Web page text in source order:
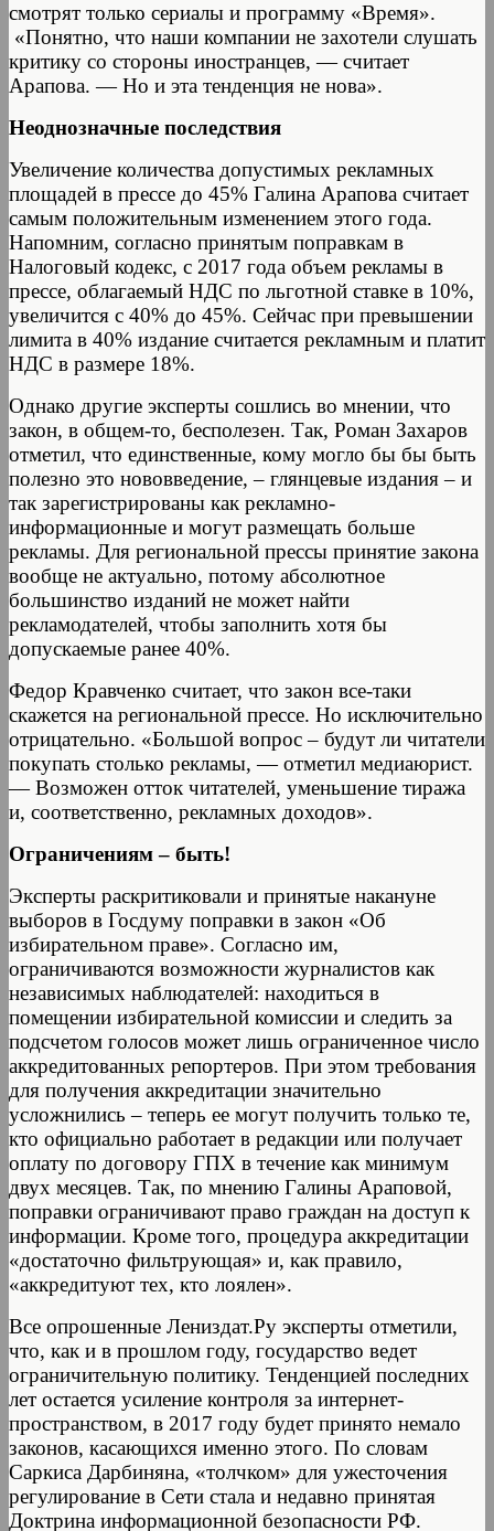
смотрят только сериалы и программу «Время».
«Понятно, что наши компании не захотели слушать
критику со стороны иностранцев, — считает
Арапова. — Но и эта тенденция не нова».
Неоднозначные последствия
Увеличение количества допустимых рекламных
площадей в прессе до 45% Галина Арапова считает
самым положительным изменением этого года.
Напомним, согласно принятым поправкам в
Налоговый кодекс, с 2017 года объем рекламы в
прессе, облагаемый НДС по льготной ставке в 10%,
увеличится с 40% до 45%. Сейчас при превышении
лимита в 40% издание считается рекламным и платит
НДС в размере 18%.
Однако другие эксперты сошлись во мнении, что
закон, в общем-то, бесполезен. Так, Роман Захаров
отметил, что единственные, кому могло бы бы быть
полезно это нововведение, – глянцевые издания – и
так зарегистрированы как рекламно-
информационные и могут размещать больше
рекламы. Для региональной прессы принятие закона
вообще не актуально, потому абсолютное
большинство изданий не может найти
рекламодателей, чтобы заполнить хотя бы
допускаемые ранее 40%.
Федор Кравченко считает, что закон все-таки
скажется на региональной прессе. Но исключительно
отрицательно. «Большой вопрос – будут ли читатели
покупать столько рекламы, — отметил медиаюрист.
— Возможен отток читателей, уменьшение тиража
и, соответственно, рекламных доходов».
Ограничениям – быть!
Эксперты раскритиковали и принятые накануне
выборов в Госдуму поправки в закон «Об
избирательном праве». Согласно им,
ограничиваются возможности журналистов как
независимых наблюдателей: находиться в
помещении избирательной комиссии и следить за
подсчетом голосов может лишь ограниченное число
аккредитованных репортеров. При этом требования
для получения аккредитации значительно
усложнились – теперь ее могут получить только те,
кто официально работает в редакции или получает
оплату по договору ГПХ в течение как минимум
двух месяцев. Так, по мнению Галины Араповой,
поправки ограничивают право граждан на доступ к
информации. Кроме того, процедура аккредитации
«достаточно фильтрующая» и, как правило,
«аккредитуют тех, кто лоялен».
Все опрошенные Лениздат.Ру эксперты отметили,
что, как и в прошлом году, государство ведет
ограничительную политику. Тенденцией последних
лет остается усиление контроля за интернет-
пространством, в 2017 году будет принято немало
законов, касающихся именно этого. По словам
Саркиса Дарбиняна, «толчком» для ужесточения
регулирование в Сети стала и недавно принятая
Доктрина информационной безопасности РФ.